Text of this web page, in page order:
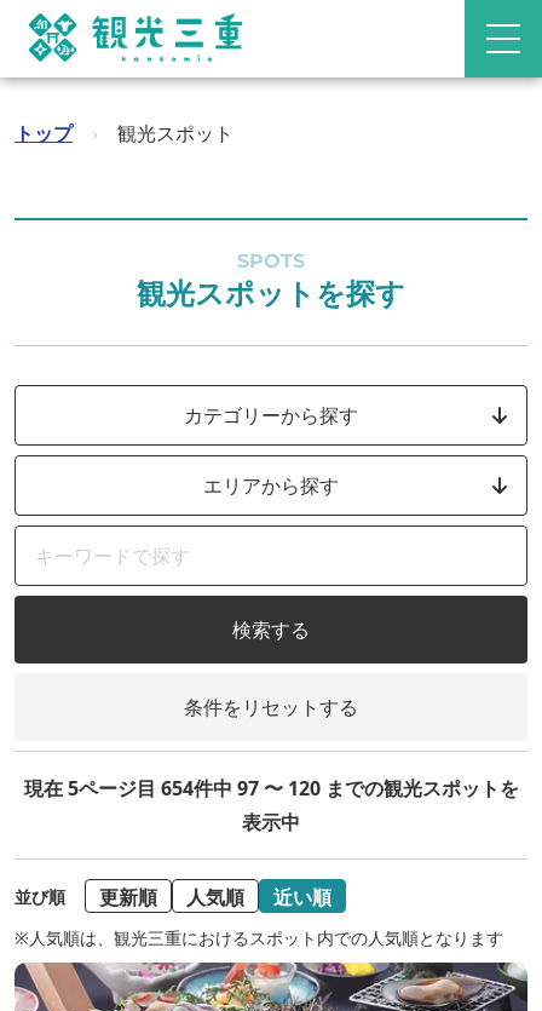
トップ › 観光スポット
SPOTS
観光スポットを探す
カテゴリーから探す
エリアから探す
検索する
条件をリセットする
現在 5ページ目 654件中 97 〜 120 までの観光スポットを
表示中
並び順 更新順 人気順 近い順
※人気順は、観光三重におけるスポット内での人気順となります